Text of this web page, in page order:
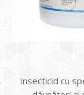
Insecticid cu